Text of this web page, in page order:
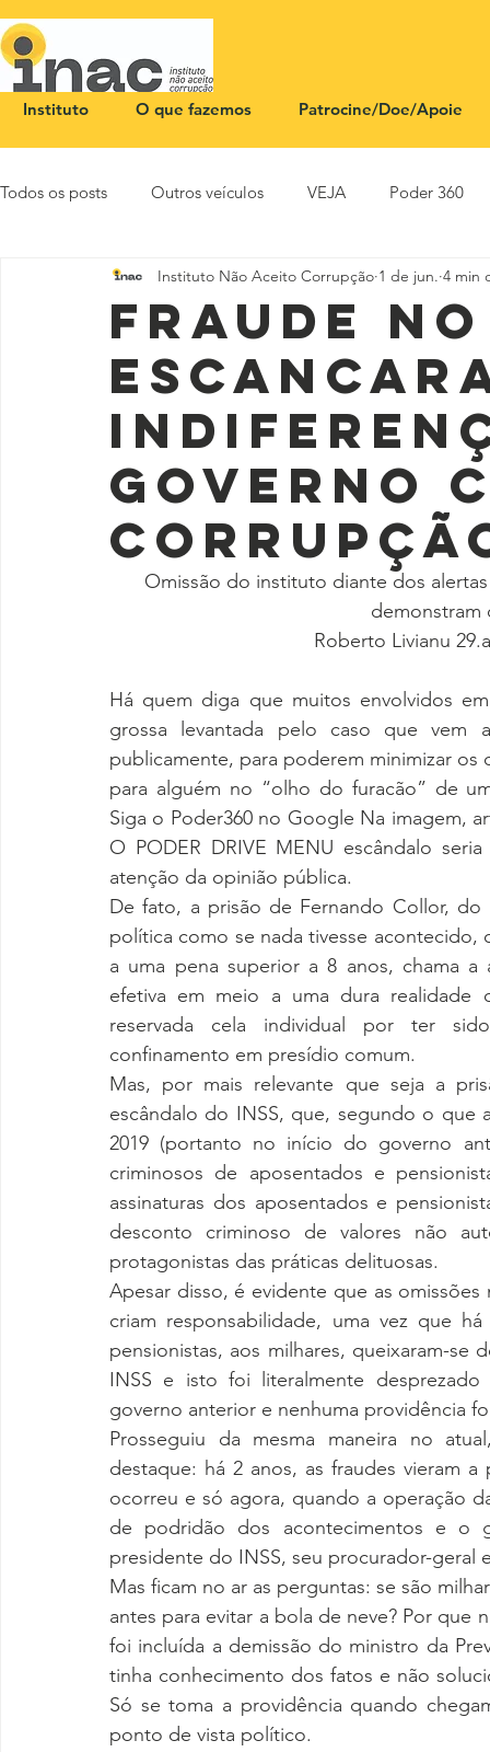
Instituto O que fazemos Patrocine/Doe/Apoie
Todos os posts Outros veículos VEJA Poder 360
NOTA PÚBLICA CEID SBT News Rádio
Fraude no
governo
Instituto Não Aceito Corrupção 1 de jun. 4 min
Omissão do instituto diante dos
demonstram
Roberto Livianu
Há quem diga que muitos envolvidos
grossa levantada pelo caso que vem
publicamente, para poderem minimizar os
para alguém no “olho do furacão” de
Siga o Poder360 no Google Na imagem,
O PODER DRIVE MENU escândalo
atenção da opinião pública.
De fato, a prisão de Fernando Collor,
política como se nada tivesse
a uma pena superior a 8 anos, chama
efetiva em meio a uma dura realidade
reservada cela individual por ter
confinamento em presídio comum.
Mas, por mais relevante que seja a
escândalo do INSS, que, segundo o
2019 (portanto no início do governo
criminosos de aposentados e
assinaturas dos aposentados e
desconto criminoso de valores não
protagonistas das práticas delituosas.
Apesar disso, é evidente que as
criam responsabilidade, uma vez que
pensionistas, aos milhares, queixaram-se
INSS e isto foi literalmente
governo anterior e nenhuma providência
Prosseguiu da mesma maneira no
destaque: há 2 anos, as fraudes vieram
ocorreu e só agora, quando a operação
de podridão dos acontecimentos e o
presidente do INSS, seu procurador-geral
Mas ficam no ar as perguntas: se são
antes para evitar a bola de neve? Por que
foi incluída a demissão do ministro da
tinha conhecimento dos fatos e não
Só se toma a providência quando
ponto de vista político.